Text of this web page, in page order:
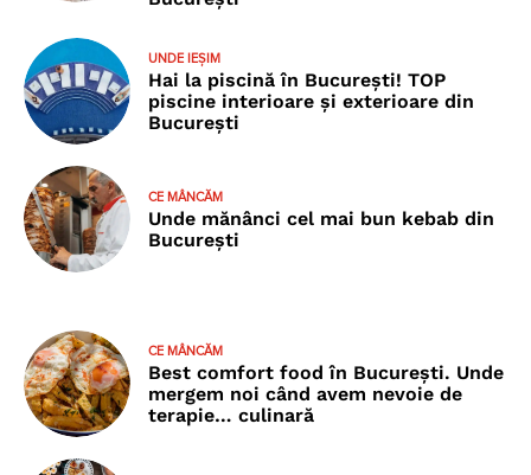
UNDE IEȘIM
Hai la piscină în București! TOP
piscine interioare și exterioare din
București
CE MÂNCĂM
Unde mănânci cel mai bun kebab din
București
CE MÂNCĂM
Best comfort food în București. Unde
mergem noi când avem nevoie de
terapie… culinară